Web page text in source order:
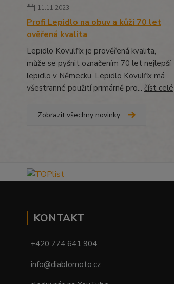
11.11.2023
Profi Lepidlo na obuv a kůži 70 let
ověřená kvalita
Lepidlo Kövulfix je prověřená kvalita,
může se pyšnit označením 70 let nejlepší
lepidlo v Německu. Lepidlo Kovulfix má
všestranné použití primárně pro... číst celé
Zobrazit všechny novinky
KONTAKT
+420 774 641 904
info@diablomoto.cz